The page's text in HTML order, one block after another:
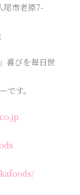
尾市老原7-
喜びを毎日世
です。